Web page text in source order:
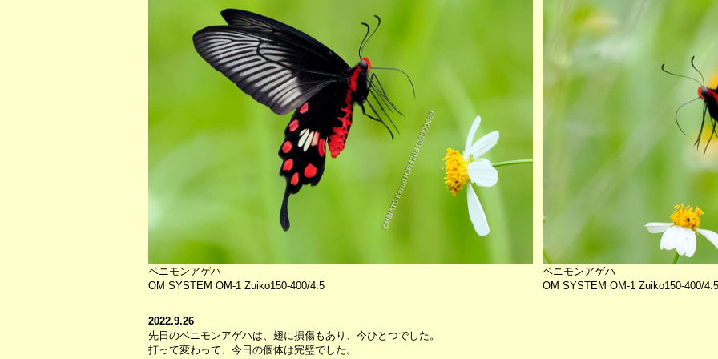
ベニモンアゲハ
OM SYSTEM OM-1 Zuiko150-400/4.5
ベニモンアゲハ
OM SYSTEM OM-1 Zuiko150-400/4.5
2022.9.26
先日のベニモンアゲハは、翅に損傷もあり、今ひとつでした。
打って変わって、今日の個体は完璧でした。